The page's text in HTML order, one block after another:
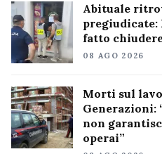
Abituale
pregiudicate:
fatto
08 AGO 2026
Morti sul
Generazioni:
non
operai”